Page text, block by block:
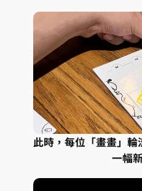
此時，每位「畫畫」
一幅